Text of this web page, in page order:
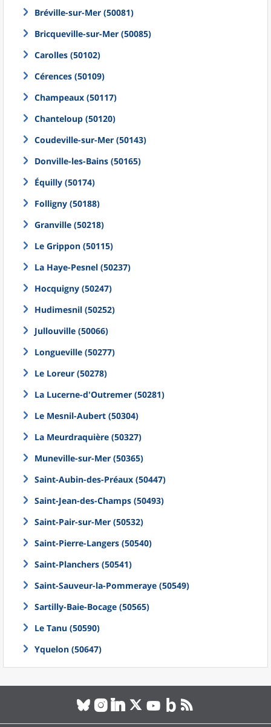
Bréville-sur-Mer (50081)
Bricqueville-sur-Mer (50085)
Carolles (50102)
Cérences (50109)
Champeaux (50117)
Chanteloup (50120)
Coudeville-sur-Mer (50143)
Donville-les-Bains (50165)
Équilly (50174)
Folligny (50188)
Granville (50218)
Le Grippon (50115)
La Haye-Pesnel (50237)
Hocquigny (50247)
Hudimesnil (50252)
Jullouville (50066)
Longueville (50277)
Le Loreur (50278)
La Lucerne-d'Outremer (50281)
Le Mesnil-Aubert (50304)
La Meurdraquière (50327)
Muneville-sur-Mer (50365)
Saint-Aubin-des-Préaux (50447)
Saint-Jean-des-Champs (50493)
Saint-Pair-sur-Mer (50532)
Saint-Pierre-Langers (50540)
Saint-Planchers (50541)
Saint-Sauveur-la-Pommeraye (50549)
Sartilly-Baie-Bocage (50565)
Le Tanu (50590)
Yquelon (50647)